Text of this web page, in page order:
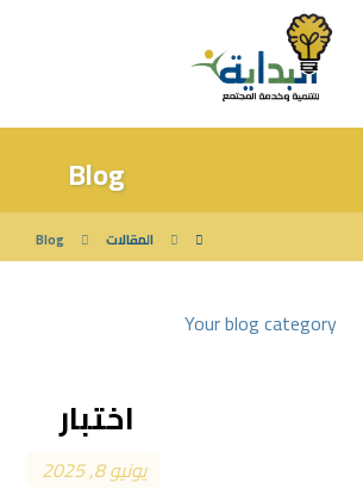
Blog
المقالات Blog
Your blog category
اختبار
يونيو 8, 2025